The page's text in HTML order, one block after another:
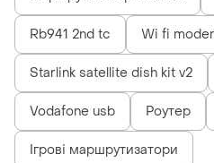
Rb941 2nd tc Wi fi
Starlink satellite dish kit v2
Vodafone usb Роутер
Ігрові маршрутизатори